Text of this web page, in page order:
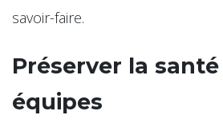
savoir-faire.
Préserver la
équipes